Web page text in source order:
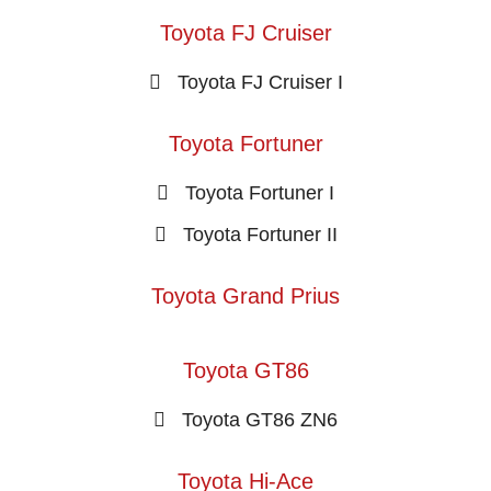
Toyota FJ Cruiser
Toyota FJ Cruiser I
Toyota Fortuner
Toyota Fortuner I
Toyota Fortuner II
Toyota Grand Prius
Toyota GT86
Toyota GT86 ZN6
Toyota Hi-Ace